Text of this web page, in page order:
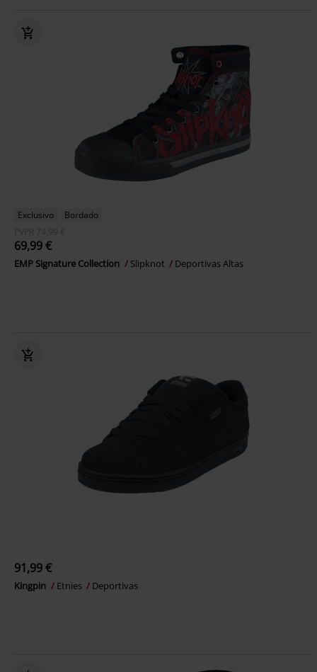
Exclusivo
Bordado
PVPR 74,99 €
69,99 €
EMP Signature Collection Slipknot Deportivas Altas
91,99 €
Kingpin Etnies Deportivas